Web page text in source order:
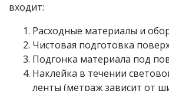
входит:
Расходные материалы и
Чистовая подготовка
Подгонка материала под
Наклейка в течении
ленты (метраж зависит от